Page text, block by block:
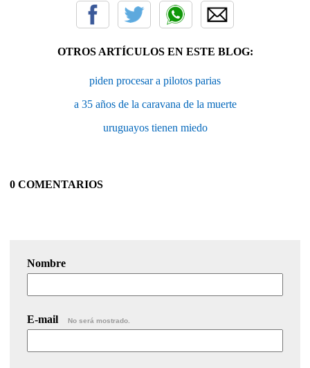
OTROS ARTÍCULOS EN ESTE BLOG:
piden procesar a pilotos parias
a 35 años de la caravana de la muerte
uruguayos tienen miedo
0 COMENTARIOS
Nombre
E-mail No será mostrado.